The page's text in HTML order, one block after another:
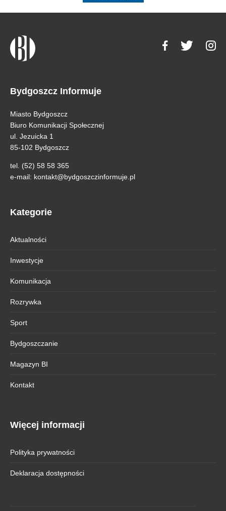
Bydgoszcz Informuje
Miasto Bydgoszcz
Biuro Komunikacji Społecznej
ul. Jezuicka 1
85-102 Bydgoszcz
tel. (52) 58 58 365
e-mail: kontakt@bydgoszczinformuje.pl
Kategorie
Aktualności
Inwestycje
Komunikacja
Rozrywka
Sport
Bydgoszczanie
Magazyn BI
Kontakt
Więcej informacji
Polityka prywatności
Deklaracja dostępności